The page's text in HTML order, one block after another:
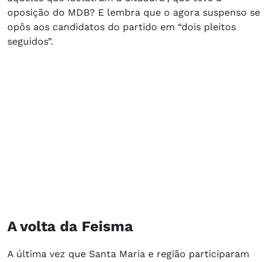
oposição do MDB? E lembra que o agora suspenso se
opôs aos candidatos do partido em “dois pleitos
seguidos”.
A volta da Feisma
A última vez que Santa Maria e região participaram